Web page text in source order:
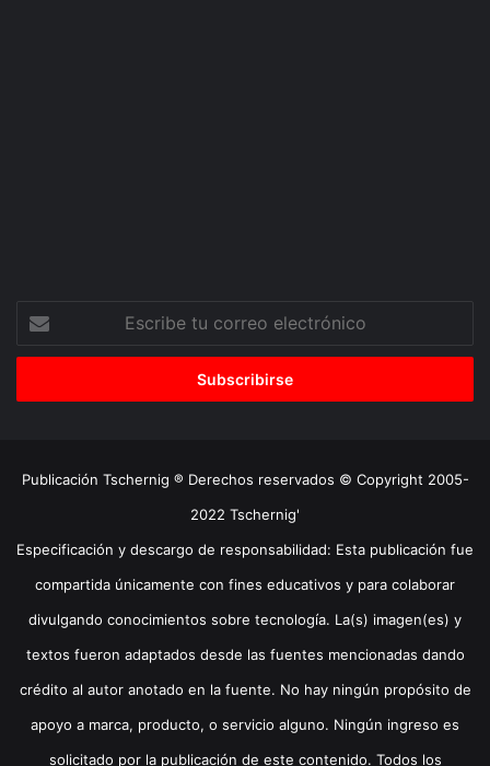
correo
Publicación Tschernig ® Derechos reservados © Copyright 2005-
2022 Tschernig'
Especificación y descargo de responsabilidad: Esta publicación fue
compartida únicamente con fines educativos y para colaborar
divulgando conocimientos sobre tecnología. La(s) imagen(es) y
textos fueron adaptados desde las fuentes mencionadas dando
crédito al autor anotado en la fuente. No hay ningún propósito de
apoyo a marca, producto, o servicio alguno. Ningún ingreso es
solicitado por la publicación de este contenido. Todos los